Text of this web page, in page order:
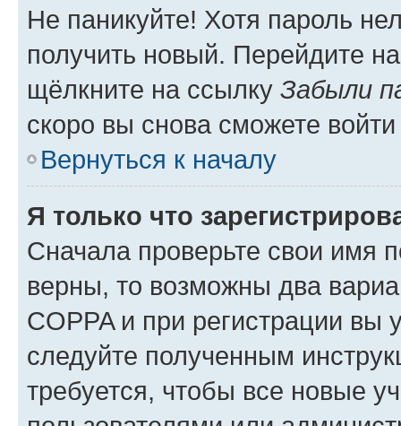
Не паникуйте! Хотя пароль
получить новый. Перейдите
щёлкните на ссылку Забыли
скоро вы снова сможете
Вернуться к началу
Я только что
Сначала проверьте свои имя
верны, то возможны два
COPPA и при регистрации вы
следуйте полученным
требуется, чтобы все новые